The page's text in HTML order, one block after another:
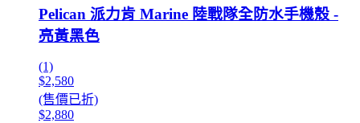
Pelican 派力肯 Marine 陸戰隊全防水手機殼 -
亮黃黑色
(1)
$2,580
(售價已折)
$2,880